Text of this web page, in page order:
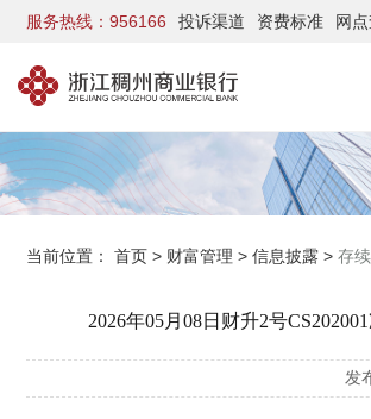
服务热线：956166 投诉渠道 资费标准 网
当前位置：首页 > 财富管理 >信息披露 >存
2026年05月08日财升2号
发